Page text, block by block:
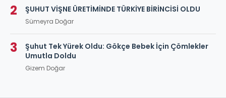
2 ŞUHUT VİŞNE ÜRETİMİNDE TÜRKİYE BİRİNCİSİ OLDU
Sümeyra Doğar
3
Şuhut Tek Yürek Oldu: Gökçe Bebek İçin Çömlekler
Umutla Doldu
Gizem Doğar